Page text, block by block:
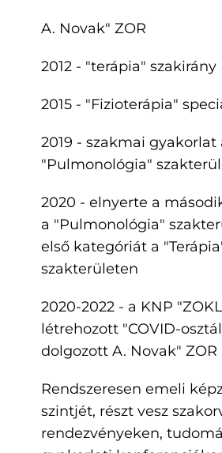
A. Novak" ZOR
2012 - "terápia" szakirány
2015 - "Fizioterápia"
2019 - szakmai gyakorlat
"Pulmonológia"
2020 - elnyerte a
a "Pulmonológia"
első kategóriát a
szakterületen
2020-2022 - a KNP
létrehozott "COVID-
dolgozott A. Novak" ZOR
Rendszeresen emeli
szintjét, részt vesz
rendezvényeken,